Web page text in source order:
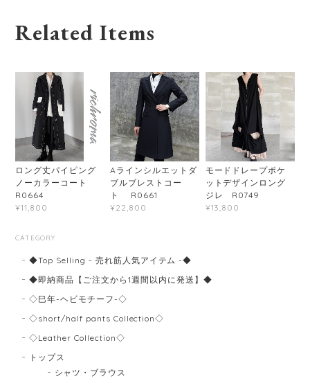
Related Items
ロング丈パイピング
ノーカラーコート
R0664
¥11,800
Aラインシルエットダ
ブルブレストコー
ト R0661
¥22,800
モードドレープポケ
ットデザインロング
ジレ R0749
¥13,800
CATEGORY
◆Top Selling - 売れ筋人気アイテム -◆
◆即納商品【ご注文から1週間以内に発送】◆
◇巳年-ヘビモチーフ-◇
◇short/half pants Collection◇
◇Leather Collection◇
トップス
シャツ・ブラウス